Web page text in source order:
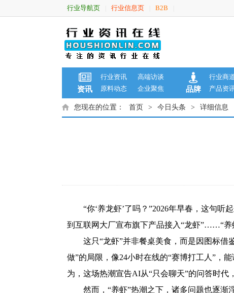
行业导航页 行业信息页 B2B
资讯
行业资讯
高端访谈
原料动态
企业聚焦 品牌
行业商
产品资
您现在的位置： 首页 > 今日头条 > 详细信息
“你‘养龙虾’了吗？”2026年早春，这句
到互联网大厂宣布旗下产品接入“龙虾”……“养
这只“龙虾”并非餐桌美食，而是因图标
做”的局限，像24小时在线的“赛博打工人”，
为，这场热潮宣告AI从“只会聊天”的问答时代
然而，“养虾”热潮之下，诸多问题也逐渐